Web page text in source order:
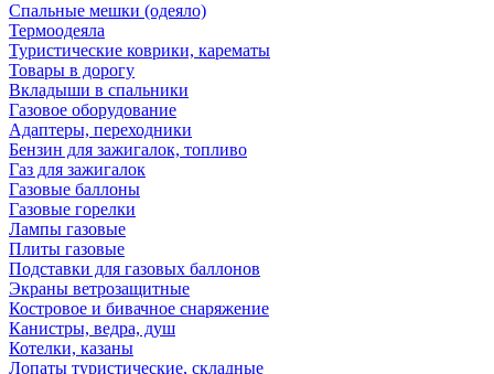
Спальные мешки (одеяло)
Термоодеяла
Туристические коврики, карематы
Товары в дорогу
Вкладыши в спальники
Газовое оборудование
Адаптеры, переходники
Бензин для зажигалок, топливо
Газ для зажигалок
Газовые баллоны
Газовые горелки
Лампы газовые
Плиты газовые
Подставки для газовых баллонов
Экраны ветрозащитные
Костровое и бивачное снаряжение
Канистры, ведра, душ
Котелки, казаны
Лопаты туристические, складные